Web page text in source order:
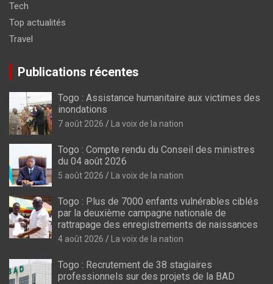
Tech
Top actualités
Travel
Publications récentes
Togo : Assistance humanitaire aux victimes des
inondations
7 août 2026 La voix de la nation
Togo : Compte rendu du Conseil des ministres
du 04 août 2026
5 août 2026 La voix de la nation
Togo : Plus de 7000 enfants vulnérables ciblés
par la deuxième campagne nationale de
rattrapage des enregistrements de naissances
4 août 2026 La voix de la nation
Togo : Recrutement de 38 stagiaires
professionnels sur des projets de la BAD